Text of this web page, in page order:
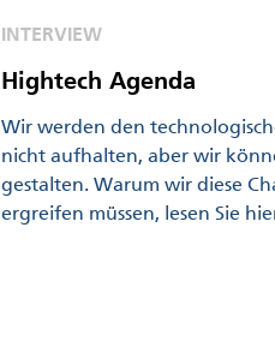
INTERVIEW
Hightech Agenda
Wir werden den
nicht aufhalten, aber wir
gestalten. Warum wir diese
ergreifen müssen, lesen Sie